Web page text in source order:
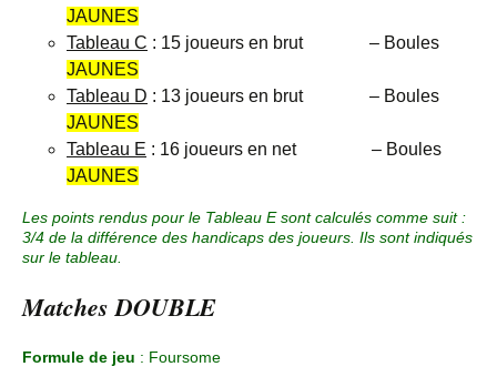
JAUNES
Tableau C : 15 joueurs en brut – Boules
JAUNES
Tableau D : 13 joueurs en brut – Boules
JAUNES
Tableau E : 16 joueurs en net – Boules
JAUNES
Les points rendus pour le Tableau E sont calculés comme suit :
3/4 de la différence des handicaps des joueurs. Ils sont indiqués
sur le tableau.
Matches DOUBLE
Formule de jeu : Foursome